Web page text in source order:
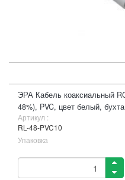
ЭРА Кабель коаксиальный
48%), PVC, цвет белый,
Артикул :
RL-48-PVC10
Упаковка